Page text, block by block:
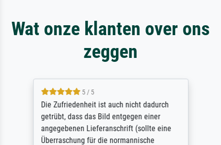
Wat onze klanten over ons
zeggen
5 / 5
Die Zufriedenheit ist auch nicht dadurch
getrübt, dass das Bild entgegen einer
angegebenen Lieferanschrift (sollte eine
Überraschung für die normannische